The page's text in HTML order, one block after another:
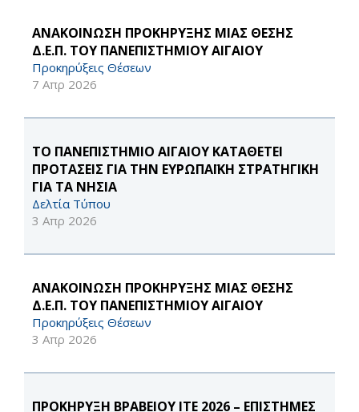
ΑΝΑΚΟΙΝΩΣΗ ΠΡΟΚΗΡΥΞΗΣ ΜΙΑΣ ΘΕΣΗΣ
Δ.Ε.Π. ΤΟΥ ΠΑΝΕΠΙΣΤΗΜΙΟΥ ΑΙΓΑΙΟΥ
Προκηρύξεις Θέσεων
7 Απρ 2026
ΤΟ ΠΑΝΕΠΙΣΤΗΜΙΟ ΑΙΓΑΙΟΥ ΚΑΤΑΘΕΤΕΙ
ΠΡΟΤΑΣΕΙΣ ΓΙΑ ΤΗΝ ΕΥΡΩΠΑΪΚΗ ΣΤΡΑΤΗΓΙΚΗ
ΓΙΑ ΤΑ ΝΗΣΙΑ
Δελτία Τύπου
3 Απρ 2026
ΑΝΑΚΟΙΝΩΣΗ ΠΡΟΚΗΡΥΞΗΣ ΜΙΑΣ ΘΕΣΗΣ
Δ.Ε.Π. ΤΟΥ ΠΑΝΕΠΙΣΤΗΜΙΟΥ ΑΙΓΑΙΟΥ
Προκηρύξεις Θέσεων
3 Απρ 2026
ΠΡΟΚΗΡΥΞΗ ΒΡΑΒΕΙΟΥ ΙΤΕ 2026 – ΕΠΙΣΤΗΜΕΣ